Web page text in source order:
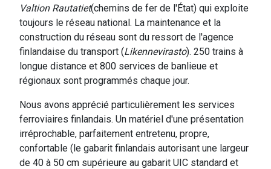
Valtion Rautatiet(chemins de fer de l'État) qui exploite
toujours le réseau national. La maintenance et la
construction du réseau sont du ressort de l'agence
finlandaise du transport (Likennevirasto). 250 trains à
longue distance et 800 services de banlieue et
régionaux sont programmés chaque jour.
Nous avons apprécié particulièrement les services
ferroviaires finlandais. Un matériel d'une présentation
irréprochable, parfaitement entretenu, propre,
confortable (le gabarit finlandais autorisant une largeur
de 40 à 50 cm supérieure au gabarit UIC standard et